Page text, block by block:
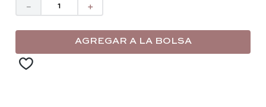
＋
－
AGREGAR A LA BOLSA